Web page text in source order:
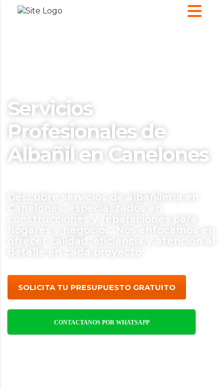
Servicios
Profesionales de
Albañil en Canelones
Descubre servicios de albañilería en
Canelones, especializados en
construcciones y reparaciones para
hogares y negocios. Nos enfocamos en
ofrecer calidad, eficiencia y atención al
detalle en cada proyecto.
SOLICITA TU PRESUPUESTO GRATUITO
CONTACTANOS POR WHATSAPP